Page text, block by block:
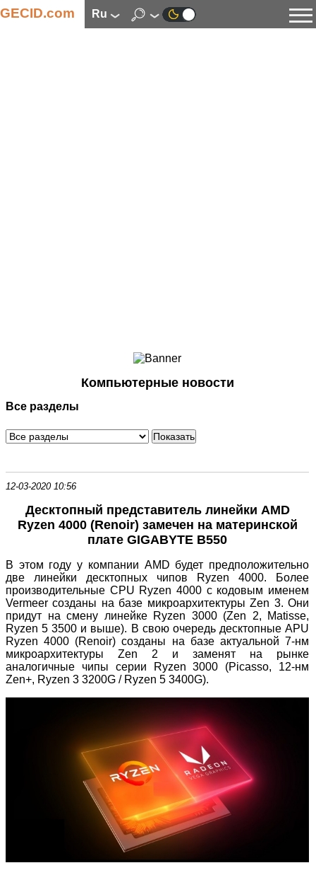
GECID.com ru
Смартфоны
Периферия
Программное обеспечение
Компьютерные новости
Все разделы
12-03-2020 10:56
Десктопный представитель линейки AMD
Ryzen 4000 (Renoir) замечен на материнской
плате GIGABYTE B550
В этом году у компании AMD будет предположительно
две линейки десктопных чипов Ryzen 4000. Более
производительные CPU Ryzen 4000 с кодовым именем
Vermeer созданы на базе микроархитектуры Zen 3. Они
придут на смену линейке Ryzen 3000 (Zen 2, Matisse,
Ryzen 5 3500 и выше). В свою очередь десктопные APU
Ryzen 4000 (Renoir) созданы на базе актуальной 7-нм
микроархитектуры Zen 2 и заменят на рынке
аналогичные чипы серии Ryzen 3000 (Picasso, 12-нм
Zen+, Ryzen 3 3200G / Ryzen 5 3400G).